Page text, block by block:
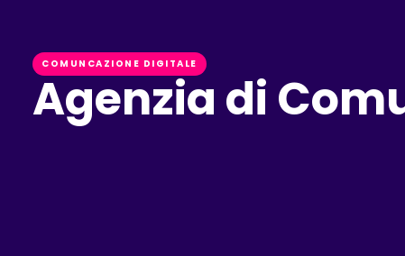
COMUNCAZIONE DIGITALE
Agenzia di